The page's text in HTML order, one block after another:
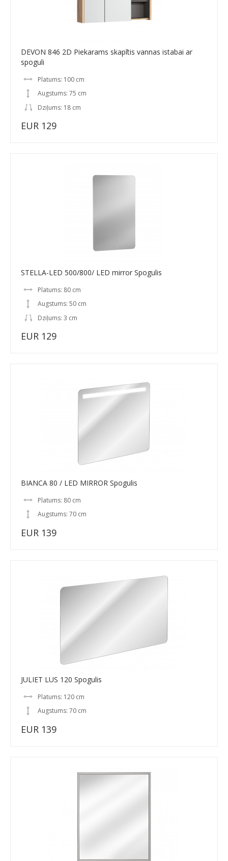
DEVON 846 2D Piekarams skapītis vannas istabai ar
spoguli
Platums: 100 cm
Augstums: 75 cm
Dziļums: 18 cm
EUR 129
STELLA-LED 500/800/ LED mirror Spogulis
Platums: 80 cm
Augstums: 50 cm
Dziļums: 3 cm
EUR 129
BIANCA 80 / LED MIRROR Spogulis
Platums: 80 cm
Augstums: 70 cm
EUR 139
JULIET LUS 120 Spogulis
Platums: 120 cm
Augstums: 70 cm
EUR 139